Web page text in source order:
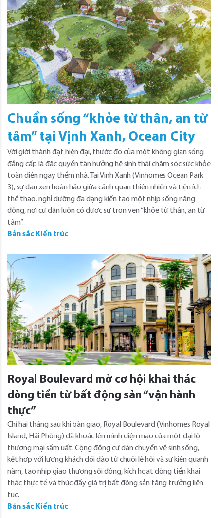
Chuẩn sống “khỏe từ thân, an từ
tâm” tại Vịnh Xanh, Ocean City
Với giới thành đạt hiện đại, thước đo của một không gian sống
đẳng cấp là đặc quyền tận hưởng hệ sinh thái chăm sóc sức khỏe
toàn diện ngay thềm nhà. Tại Vịnh Xanh (Vinhomes Ocean Park
3), sự đan xen hoàn hảo giữa cảnh quan thiên nhiên và tiện ích
thể thao, nghỉ dưỡng đa dạng kiến tạo một nhịp sống năng
động, nơi cư dân luôn có được sự trọn vẹn “khỏe từ thân, an từ
tâm”.
Bản sắc Kiến trúc
Royal Boulevard mở cơ hội khai thác
dòng tiền từ bất động sản “vận hành
thực”
Chỉ hai tháng sau khi bàn giao, Royal Boulevard (Vinhomes Royal
Island, Hải Phòng) đã khoác lên mình diện mạo của một đại lộ
thương mại sầm uất. Cộng đồng cư dân chuyển về sinh sống,
kết hợp với lượng khách dồi dào từ chuỗi lễ hội và sự kiện quanh
năm, tạo nhịp giao thương sôi động, kích hoạt dòng tiền khai
thác thực tế và thúc đẩy giá trị bất động sản tăng trưởng liên
tục.
Bản sắc Kiến trúc